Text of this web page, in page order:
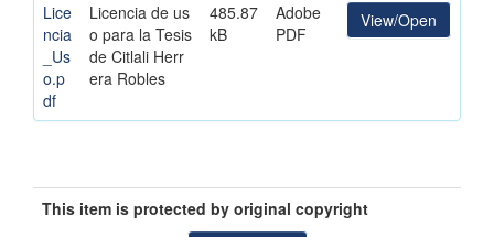
Lice
ncia
_Us
o.p
df
Licencia de us
o para la Tesis
de Citlali Herr
era Robles
485.87
kB
Adobe
PDF
View/Open
This item is protected by original copyright